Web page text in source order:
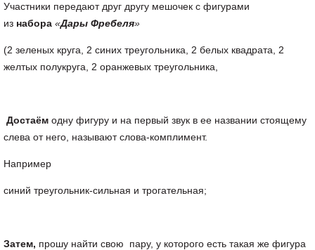
Участники передают друг другу мешочек с фигурами
из набора «Дары Фребеля»
(2 зеленых круга, 2 синих треугольника, 2 белых квадрата, 2
желтых полукруга, 2 оранжевых треугольника,
Достаём одну фигуру и на первый звук в ее названии стоящему
слева от него, называют слова-комплимент.
Например
синий треугольник-сильная и трогательная;
Затем, прошу найти свою пару, у которого есть такая же фигура